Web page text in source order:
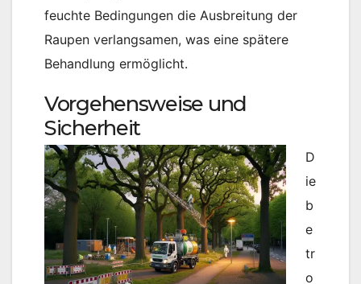
feuchte Bedingungen die Ausbreitung der
Raupen verlangsamen, was eine spätere
Behandlung ermöglicht.
Vorgehensweise und
Sicherheit
D
ie
b
e
tr
o